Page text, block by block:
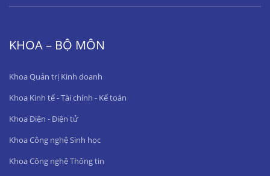
KHOA – BỘ MÔN
Khoa Quản trị Kinh doanh
Khoa Kinh tế - Tài chính - Kế toán
Khoa Điện - Điện tử
Khoa Công nghệ Sinh học
Khoa Công nghệ Thông tin